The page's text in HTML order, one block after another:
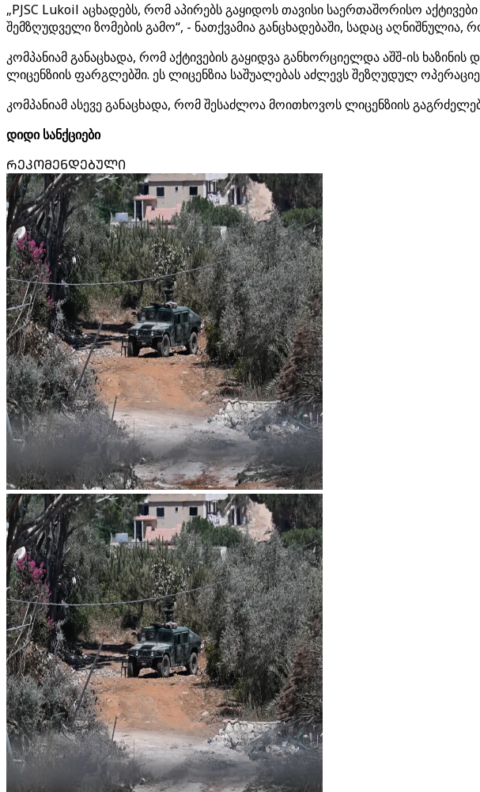
„PJSC Lukoil აცხადებს, რომ აპირებს გაყიდოს თავისი საერთაშორისო
შემზღუდველი ზომების გამო“, - ნათქვამია განცხადებაში, სადაც
კომპანიამ განაცხადა, რომ აქტივების გაყიდვა განხორციელდა აშშ-ის
ლიცენზიის ფარგლებში. ეს ლიცენზია საშუალებას აძლევს შეზღუდულ
კომპანიამ ასევე განაცხადა, რომ შესაძლოა მოითხოვოს ლიცენზიის
დიდი სანქციები
ᲠᲔᲙᲝᲛᲔᲜᲓᲔᲑᲣᲚᲘ